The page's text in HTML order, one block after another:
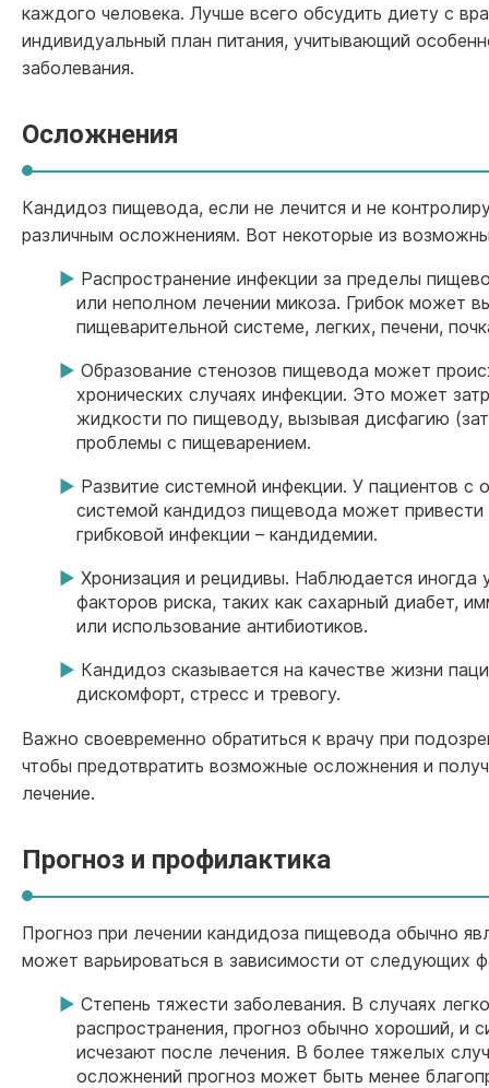
каждого человека. Лучше всего обсудить диету с
индивидуальный план питания, учитывающий
заболевания.
Осложнения
Кандидоз пищевода, если не лечится и не
различным осложнениям. Вот некоторые из
Распространение инфекции за пределы
или неполном лечении микоза. Грибок может
пищеварительной системе, легких, печени,
Образование стенозов пищевода может
хронических случаях инфекции. Это может
жидкости по пищеводу, вызывая дисфагию
проблемы с пищеварением.
Развитие системной инфекции. У пациентов с
системой кандидоз пищевода может привести
грибковой инфекции – кандидемии.
Хронизация и рецидивы. Наблюдается иногда
факторов риска, таких как сахарный диабет,
или использование антибиотиков.
Кандидоз сказывается на качестве жизни
дискомфорт, стресс и тревогу.
Важно своевременно обратиться к врачу при
чтобы предотвратить возможные осложнения и
лечение.
Прогноз и профилактика
Прогноз при лечении кандидоза пищевода обычно
может варьироваться в зависимости от следующих
Степень тяжести заболевания. В случаях
распространения, прогноз обычно хороший, и
исчезают после лечения. В более тяжелых
осложнений прогноз может быть менее